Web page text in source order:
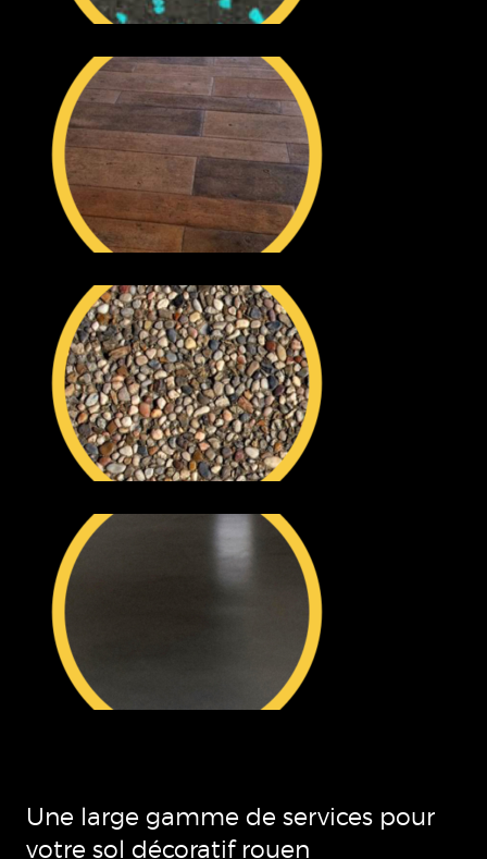
Une large gamme de services pour
votre sol décoratif rouen